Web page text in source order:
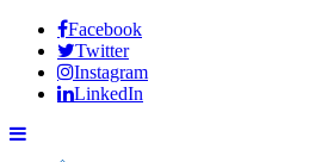
Facebook
Twitter
Instagram
LinkedIn